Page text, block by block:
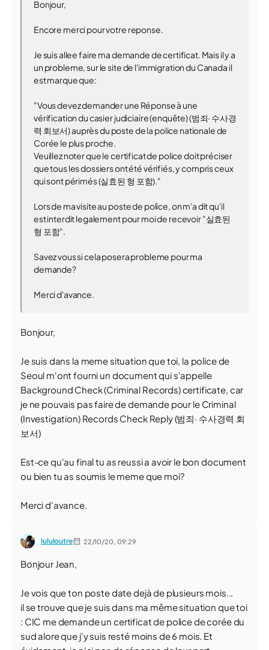
Bonjour,
Encore merci pour votre reponse.
Je suis allee faire ma demande de certificat. Mais il y a
un probleme, sur le site de l'immigration du Canada il
est marque que:
"Vous devez demander une Réponse à une
vérification du casier judiciaire (enquête) (범죄· 수사경
력 회보서) auprès du poste de la police nationale de
Corée le plus proche.
Veuillez noter que le certificat de police doit préciser
que tous les dossiers ont été vérifiés, y compris ceux
qui sont périmés (실효된 형 포함)."
Lors de ma visite au poste de police, on m'a dit qu'il
est interdit legalement pour moi de recevoir "실효된
형 포함".
Savez vous si cela posera probleme pour ma
demande?
Merci d'avance.
Bonjour,
Je suis dans la meme situation que toi, la police de
Seoul m'ont fourni un document qui s'appelle
Background Check (Criminal Records) certificate, car
je ne pouvais pas faire de demande pour le Criminal
(Investigation) Records Check Reply (범죄· 수사경력 회
보서)
Est-ce qu'au final tu as reussi a avoir le bon document
ou bien tu as soumis le meme que moi?
Merci d'avance.
lululoutre 22/10/20, 09:29
Bonjour Jean,
Je vois que ton poste date dejà de plusieurs mois...
il se trouve que je suis dans ma même situation que toi
: CIC me demande un certificat de police de corée du
sud alore que j'y suis resté moins de 6 mois. Et